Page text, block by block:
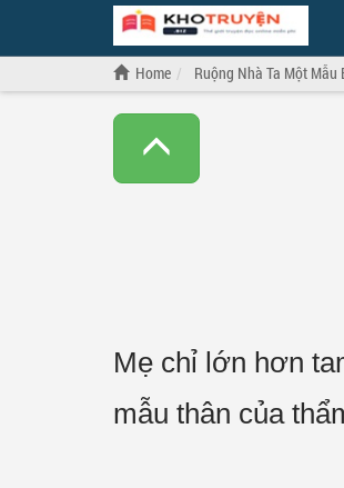
Home Ruộng Nhà Ta Một Mẫu
Mẹ chỉ lớn hơn
mẫu thân của